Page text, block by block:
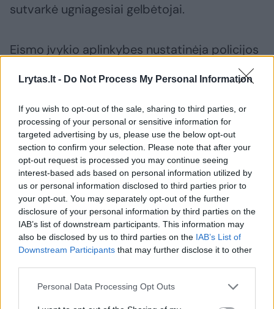
Lrytas.lt - Do Not Process My Personal Information
If you wish to opt-out of the sale, sharing to third parties, or
processing of your personal or sensitive information for
targeted advertising by us, please use the below opt-out
section to confirm your selection. Please note that after your
opt-out request is processed you may continue seeing
interest-based ads based on personal information utilized by
us or personal information disclosed to third parties prior to
your opt-out. You may separately opt-out of the further
disclosure of your personal information by third parties on the
IAB’s list of downstream participants. This information may
also be disclosed by us to third parties on the IAB’s List of
Downstream Participants that may further disclose it to other
Personal Data Processing Opt Outs
sutvarkė ugniagesiai gelbėtojai.
Eismo įvykio aplinkybes nustatinėja policijos
Šiauliai avarija senjoras Rodyti daugiau žymių
Komentuoti po šiuo straipsniu
Komentuoti gali tik Lrytas registruoti vartotojai.
Prisijunkite prie registruotų vartotojų
bendruomenės ir bendraukite komentaruose!